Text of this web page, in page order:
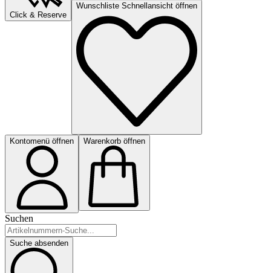
Click & Reserve
Wunschliste Schnellansicht öffnen
Kontomenü öffnen Warenkorb öffnen
Suchen
Suche absenden